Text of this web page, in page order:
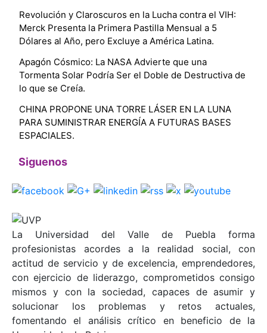
Revolución y Claroscuros en la Lucha contra el VIH:
Merck Presenta la Primera Pastilla Mensual a 5
Dólares al Año, pero Excluye a América Latina.
Apagón Cósmico: La NASA Advierte que una
Tormenta Solar Podría Ser el Doble de Destructiva de
lo que se Creía.
CHINA PROPONE UNA TORRE LÁSER EN LA LUNA
PARA SUMINISTRAR ENERGÍA A FUTURAS BASES
ESPACIALES.
Siguenos
La Universidad del Valle de Puebla forma
profesionistas acordes a la realidad social, con
actitud de servicio y de excelencia, emprendedores,
con ejercicio de liderazgo, comprometidos consigo
mismos y con la sociedad, capaces de asumir y
solucionar los problemas y retos actuales,
fomentando el análisis crítico en beneficio de la